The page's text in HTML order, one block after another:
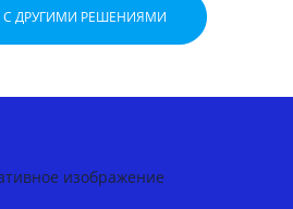
С ДРУГИМИ РЕШЕНИЯМИ